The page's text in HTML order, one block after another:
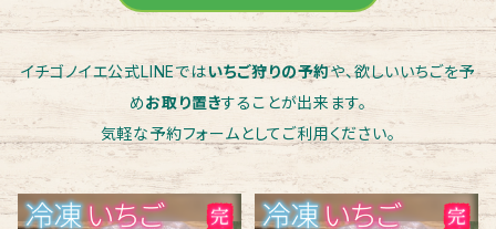
イチゴノイエ公式LINEではいちご狩りの予約や、欲しいいちごを予
めお取り置きすることが出来ます。
気軽な予約フォームとしてご利用ください。